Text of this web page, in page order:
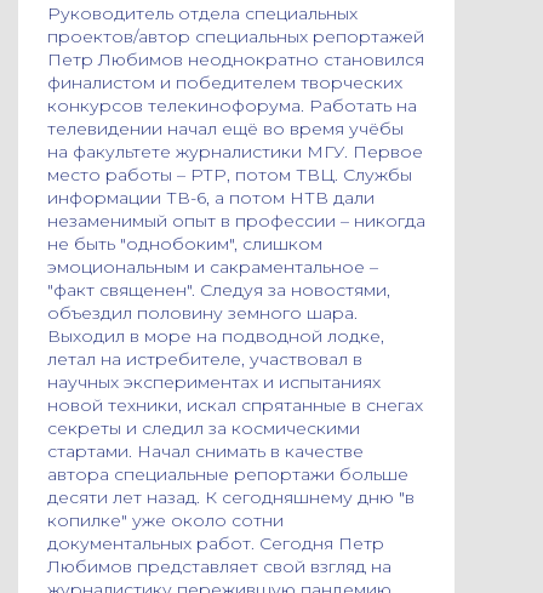
Руководитель отдела специальных
проектов/автор специальных репортажей
Петр Любимов неоднократно становился
финалистом и победителем творческих
конкурсов телекинофорума. Работать на
телевидении начал ещё во время учёбы
на факультете журналистики МГУ. Первое
место работы – РТР, потом ТВЦ. Службы
информации ТВ-6, а потом НТВ дали
незаменимый опыт в профессии – никогда
не быть "однобоким", слишком
эмоциональным и сакраментальное –
"факт священен". Следуя за новостями,
объездил половину земного шара.
Выходил в море на подводной лодке,
летал на истребителе, участвовал в
научных экспериментах и испытаниях
новой техники, искал спрятанные в снегах
секреты и следил за космическими
стартами. Начал снимать в качестве
автора специальные репортажи больше
десяти лет назад. К сегодняшнему дню "в
копилке" уже около сотни
документальных работ. Сегодня Петр
Любимов представляет свой взгляд на